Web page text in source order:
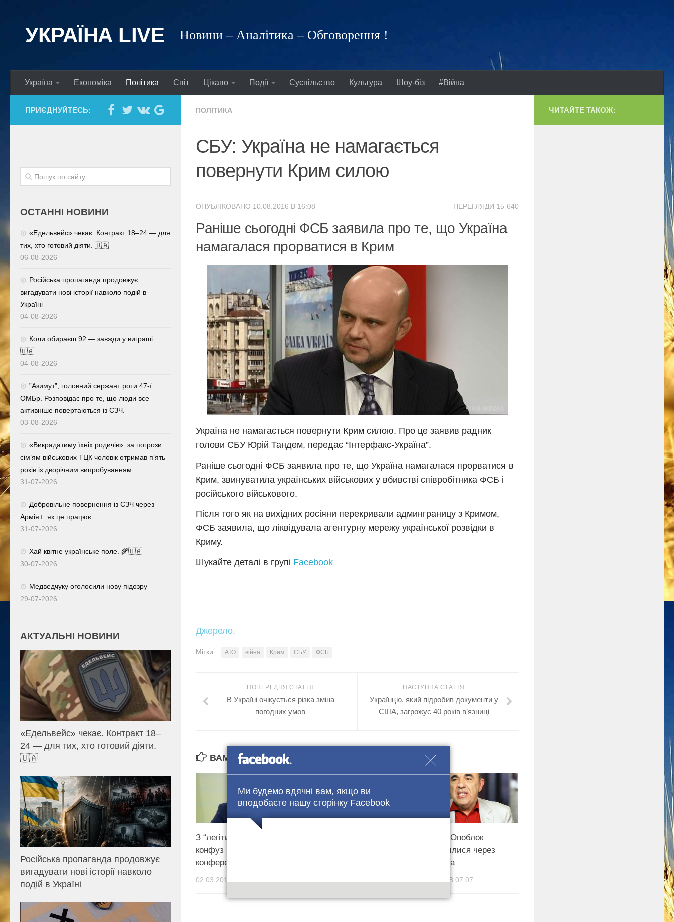
Ми будемо вдячні вам, якщо ви
вподобаєте нашу сторінку Facebook
УКРАЇНА LIVE Новини – Аналітика – Обговорення !
Україна Економіка Політика Світ Цікаво Події Суспільство Культура Шоу-біз #Війна
ПОЛІТИКА
СБУ: Україна не намагається
повернути Крим силою
ПЕРЕГЛЯДИ 15 640
ОПУБЛІКОВАНО 10.08.2016 В 16:08
Раніше сьогодні ФСБ заявила про те, що Україна
намагалася прорватися в Крим
Україна не намагається повернути Крим силою. Про це заявив радник
голови СБУ Юрій Тандем, передає “Інтерфакс-Україна”.
Раніше сьогодні ФСБ заявила про те, що Україна намагалася прорватися в
Крим, звинуватила українських військових у вбивстві співробітника ФСБ і
російського військового.
Після того як на вихідних росіяни перекривали админграницу з Кримом,
ФСБ заявила, що ліквідувала агентурну мережу української розвідки в
Криму.
Шукайте деталі в групі Facebook
Джерело.
Мітки: АТО війна Крим СБУ ФСБ
НАСТУПНА СТАТТЯ
Українцю, який підробив документи у
США, загрожує 40 років в’язниці
ПОПЕРЕДНЯ СТАТТЯ
В Україні очікується різка зміна
погодних умов
ВАМ ТАКОЖ МОЖЕ БУТИ ЦІКАВО...
З “легітимним” стався
конфуз на прес-
конференції
02.03.2018 В 14:00
У фракції Опоблок
пересварилися через
Рабіновича
09.06.2017 В 07:07
ПРИЄДНУЙТЕСЬ:
ОСТАННІ НОВИНИ
«Едельвейс» чекає. Контракт 18–24 — для
тих, хто готовий діяти. 🇺🇦
06-08-2026
Російська пропаганда продовжує
вигадувати нові історії навколо подій в
Україні
04-08-2026
Коли обираєш 92 — завжди у виграші.
🇺🇦
04-08-2026
⁨”Азимут”, головний сержант роти 47-ї
ОМБр. Розповідає про те, що люди все
активніше повертаються із СЗЧ.
03-08-2026
«Викрадатиму їхніх родичів»: за погрози
сім’ям військових ТЦК чоловік отримав п’ять
років із дворічним випробуванням
31-07-2026
Добровільне повернення із СЗЧ через
Армія+: як це працює
31-07-2026
Хай квітне українське поле. 🌾🇺🇦
30-07-2026
Медведчуку оголосили нову підозру
29-07-2026
АКТУАЛЬНІ НОВИНИ
«Едельвейс» чекає. Контракт 18–
24 — для тих, хто готовий діяти.
🇺🇦
Російська пропаганда продовжує
вигадувати нові історії навколо
подій в Україні
ЧИТАЙТЕ ТАКОЖ: